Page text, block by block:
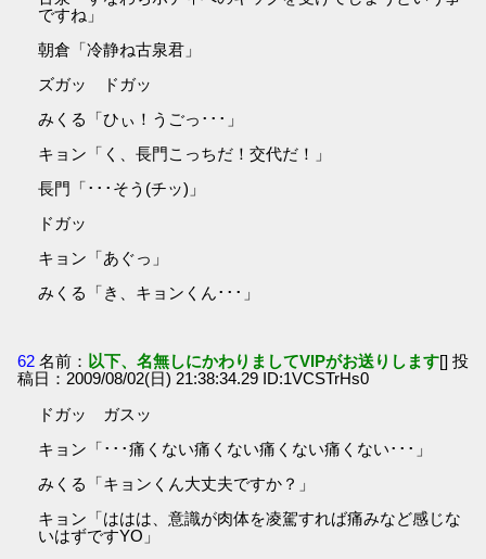
ですね」
朝倉「冷静ね古泉君」
ズガッ ドガッ
みくる「ひぃ！うごっ･･･」
キョン「く、長門こっちだ！交代だ！」
長門「･･･そう(チッ)」
ドガッ
キョン「あぐっ」
みくる「き、キョンくん･･･」
62 名前： 以下、名無しにかわりましてVIPがお送りします[] 投
稿日：2009/08/02(日) 21:38:34.29 ID:1VCSTrHs0
ドガッ ガスッ
キョン「･･･痛くない痛くない痛くない痛くない･･･」
みくる「キョンくん大丈夫ですか？」
キョン「ははは、意識が肉体を凌駕すれば痛みなど感じな
いはずですYO」